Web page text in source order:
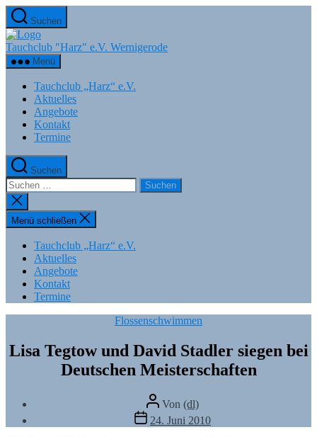
Zum
Inhalt
springen
Suchen
Tauchclub "Harz" e.V. Wernigerode
Menü
Tauchclub „Harz“ e.V.
Aktuelles
Angebote
Kontakt
Termine
Suchen
Suchen
nach:
Suche
schließen
Menü schließen
Tauchclub „Harz“ e.V.
Aktuelles
Angebote
Kontakt
Termine
Kategorien
Flossenschwimmen
Lisa Tegtow und David Stadler siegen bei
Deutschen Meisterschaften
Beitragsautor
Von (dl)
Veröffentlichungsdatum
24. Juni 2010